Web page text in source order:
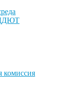
ДДЮТ
комиссия